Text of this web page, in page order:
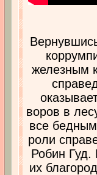
железным
воров в
все
роли
Робин Гуд.
их